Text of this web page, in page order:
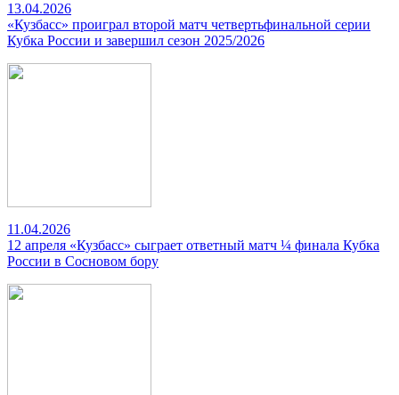
13.04.2026
«Кузбасс» проиграл второй матч четвертьфинальной серии
Кубка России и завершил сезон 2025/2026
11.04.2026
12 апреля «Кузбасс» сыграет ответный матч ¼ финала Кубка
России в Сосновом бору